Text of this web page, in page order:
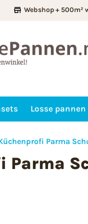
Webshop + 500m²
Losse pannen
Parma
Parma